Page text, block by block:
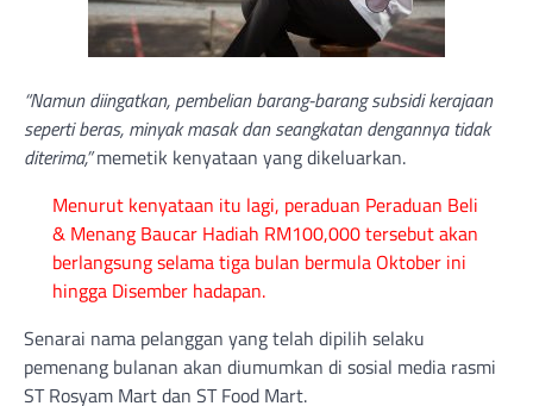
“Namun diingatkan, pembelian barang-barang subsidi kerajaan
seperti beras, minyak masak dan seangkatan dengannya tidak
diterima,”memetik kenyataan yang dikeluarkan.
Menurut kenyataan itu lagi, peraduan Peraduan Beli
& Menang Baucar Hadiah RM100,000 tersebut akan
berlangsung selama tiga bulan bermula Oktober ini
hingga Disember hadapan.
Senarai nama pelanggan yang telah dipilih selaku
pemenang bulanan akan diumumkan di sosial media rasmi
ST Rosyam Mart dan ST Food Mart.